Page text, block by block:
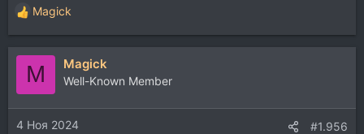
Р
е
а
и
и
:
Magick
M Magick
Well-Known Member
4 Ноя 2024 #1.956